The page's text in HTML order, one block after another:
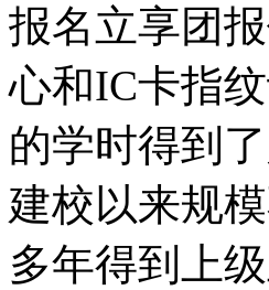
报名立享团
心和IC卡指
的学时得到
建校以来规
多年得到上